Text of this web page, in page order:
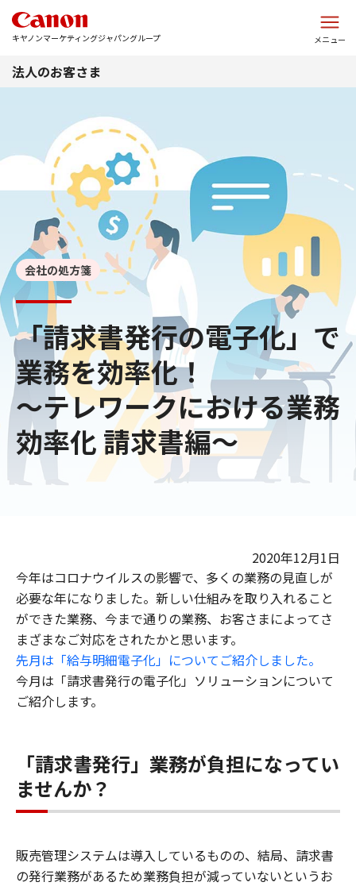
キヤノンマーケティングジャパングループ メニュー
法人のお客さま
「請求書発行の電子化」で
業務を効率化！
～テレワークにおける業務
効率化 請求書編～
会社の処方箋
2020年12月1日
今年はコロナウイルスの影響で、多くの業務の見直しが
必要な年になりました。新しい仕組みを取り入れること
ができた業務、今まで通りの業務、お客さまによってさ
まざまなご対応をされたかと思います。
先月は「給与明細電子化」についてご紹介しました。
今月は「請求書発行の電子化」ソリューションについて
ご紹介します。
「請求書発行」業務が負担になってい
ませんか？
販売管理システムは導入しているものの、結局、請求書
の発行業務があるため業務負担が減っていないというお